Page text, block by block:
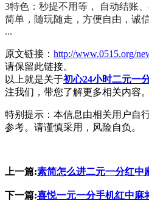
3特色：秒提不用等， 自动结账
简单，随玩随走，方便自由，诚信
...
原文链接： http://www.0515.org/
请保留此链接。
以上就是关于初心24小时二元一
注我们，带您了解更多相关内容。
特别提示：本信息由相关用户自
参考。请谨慎采用，风险自负。
上一篇:素简怎么进二元一分红中
下一篇:喜悦一元一分手机红中麻